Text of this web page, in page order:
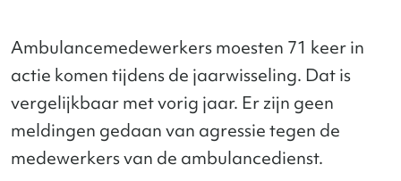
Ambulancemedewerkers moesten 71 keer in
actie komen tijdens de jaarwisseling. Dat is
vergelijkbaar met vorig jaar. Er zijn geen
meldingen gedaan van agressie tegen de
medewerkers van de ambulancedienst.